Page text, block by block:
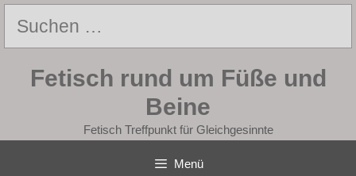
Zum
Inhalt
springen
nach:
Fetisch rund um Füße und
Beine
Fetisch Treffpunkt für Gleichgesinnte
Menü